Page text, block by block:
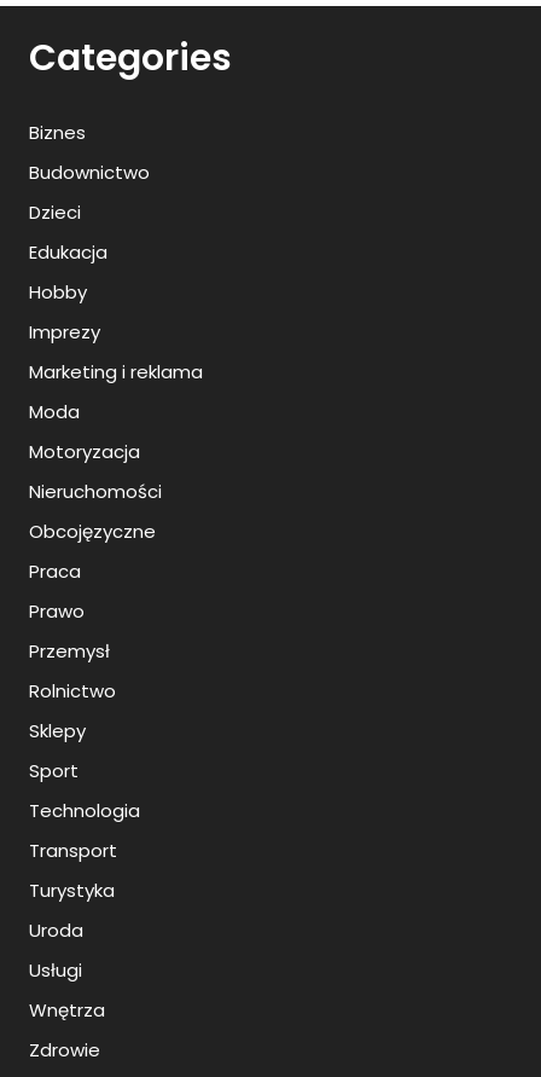
Categories
Biznes
Budownictwo
Dzieci
Edukacja
Hobby
Imprezy
Marketing i reklama
Moda
Motoryzacja
Nieruchomości
Obcojęzyczne
Praca
Prawo
Przemysł
Rolnictwo
Sklepy
Sport
Technologia
Transport
Turystyka
Uroda
Usługi
Wnętrza
Zdrowie